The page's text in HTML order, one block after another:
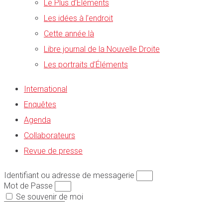
Le Plus d’Éléments
Les idées à l’endroit
Cette année là
Libre journal de la Nouvelle Droite
Les portraits d’Éléments
International
Enquêtes
Agenda
Collaborateurs
Revue de presse
Identifiant ou adresse de messagerie
Mot de Passe
Se souvenir de moi